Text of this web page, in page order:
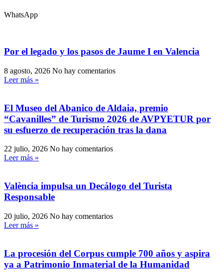
WhatsApp
Por el legado y los pasos de Jaume I en Valencia
8 agosto, 2026 No hay comentarios
Leer más »
El Museo del Abanico de Aldaia, premio
“Cavanilles” de Turismo 2026 de AVPYETUR por
su esfuerzo de recuperación tras la dana
22 julio, 2026 No hay comentarios
Leer más »
València impulsa un Decálogo del Turista
Responsable
20 julio, 2026 No hay comentarios
Leer más »
La procesión del Corpus cumple 700 años y aspira
ya a Patrimonio Inmaterial de la Humanidad